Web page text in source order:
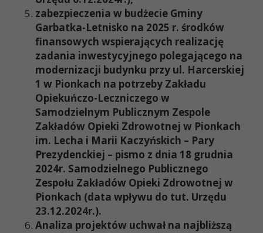
zabezpieczenia w budżecie Gminy
Garbatka-Letnisko na 2025 r. środków
finansowych wspierających realizację
zadania inwestycyjnego polegającego na
modernizacji budynku przy ul. Harcerskiej
1 w Pionkach na potrzeby Zakładu
Opiekuńczo-Leczniczego w
Samodzielnym Publicznym Zespole
Zakładów Opieki Zdrowotnej w Pionkach
im. Lecha i Marii Kaczyńskich – Pary
Prezydenckiej – pismo z dnia 18 grudnia
2024r. Samodzielnego Publicznego
Zespołu Zakładów Opieki Zdrowotnej w
Pionkach (data wpływu do tut. Urzędu
23.12.2024r.).
Analiza projektów uchwał na najbliższą